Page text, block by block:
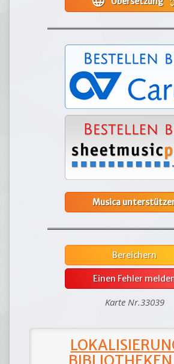
Musica
Bereichern
Einen Fehler
Karte Nr.33039